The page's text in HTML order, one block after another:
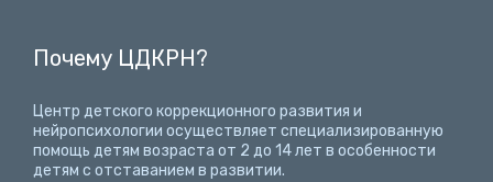
Почему ЦДКРН?
Центр детского коррекционного развития и
нейропсихологии осуществляет специализированную
помощь детям возраста от 2 до 14 лет в особенности
детям с отставанием в развитии.